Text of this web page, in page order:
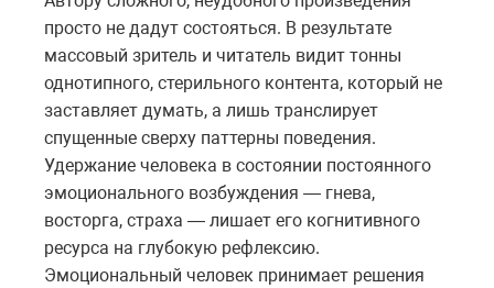
просто не дадут состояться. В результате
массовый зритель и читатель видит тонны
однотипного, стерильного контента, который не
заставляет думать, а лишь транслирует
спущенные сверху паттерны поведения.
Удержание человека в состоянии постоянного
эмоционального возбуждения — гнева,
восторга, страха — лишает его когнитивного
ресурса на глубокую рефлексию.
Эмоциональный человек принимает решения